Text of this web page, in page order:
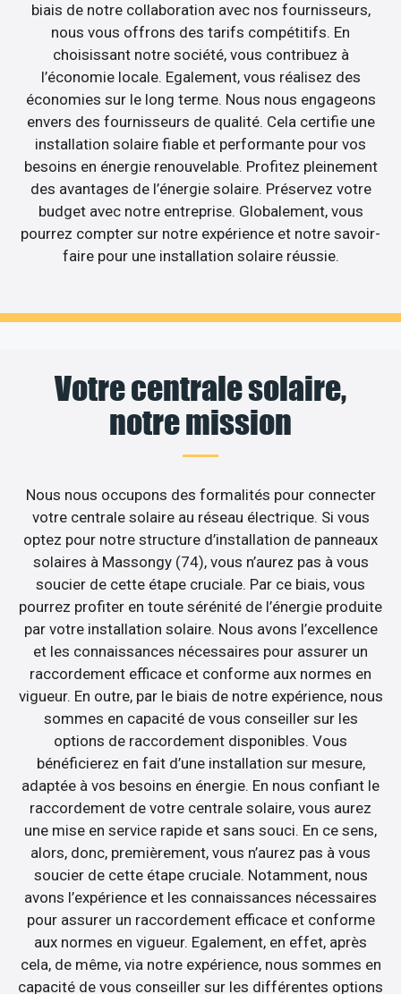
biais de notre collaboration avec nos fournisseurs,
nous vous offrons des tarifs compétitifs. En
choisissant notre société, vous contribuez à
l’économie locale. Egalement, vous réalisez des
économies sur le long terme. Nous nous engageons
envers des fournisseurs de qualité. Cela certifie une
installation solaire fiable et performante pour vos
besoins en énergie renouvelable. Profitez pleinement
des avantages de l’énergie solaire. Préservez votre
budget avec notre entreprise. Globalement, vous
pourrez compter sur notre expérience et notre savoir-
faire pour une installation solaire réussie.
Votre centrale solaire,
notre mission
Nous nous occupons des formalités pour connecter
votre centrale solaire au réseau électrique. Si vous
optez pour notre structure d’installation de panneaux
solaires à Massongy (74), vous n’aurez pas à vous
soucier de cette étape cruciale. Par ce biais, vous
pourrez profiter en toute sérénité de l’énergie produite
par votre installation solaire. Nous avons l’excellence
et les connaissances nécessaires pour assurer un
raccordement efficace et conforme aux normes en
vigueur. En outre, par le biais de notre expérience, nous
sommes en capacité de vous conseiller sur les
options de raccordement disponibles. Vous
bénéficierez en fait d’une installation sur mesure,
adaptée à vos besoins en énergie. En nous confiant le
raccordement de votre centrale solaire, vous aurez
une mise en service rapide et sans souci. En ce sens,
alors, donc, premièrement, vous n’aurez pas à vous
soucier de cette étape cruciale. Notamment, nous
avons l’expérience et les connaissances nécessaires
pour assurer un raccordement efficace et conforme
aux normes en vigueur. Egalement, en effet, après
cela, de même, via notre expérience, nous sommes en
capacité de vous conseiller sur les différentes options